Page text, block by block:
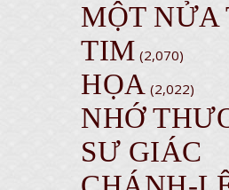
MỘT NỬA
TIM (2,070)
HỌA (2,022)
NHỚ
SƯ GIÁC